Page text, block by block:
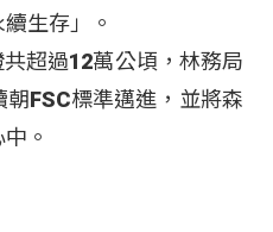
生存」。
超過12萬公頃，林務局
FSC標準邁進，並將森
。